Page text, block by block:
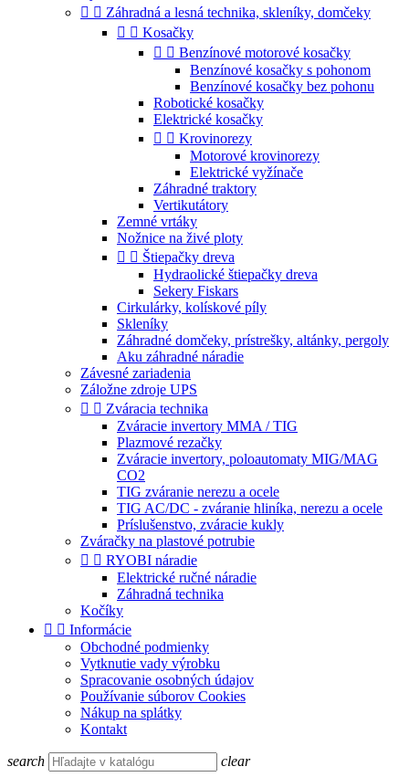
  Záhradná a lesná technika, skleníky, domčeky
  Kosačky
  Benzínové motorové kosačky
Benzínové kosačky s pohonom
Benzínové kosačky bez pohonu
Robotické kosačky
Elektrické kosačky
  Krovinorezy
Motorové krovinorezy
Elektrické vyžínače
Záhradné traktory
Vertikutátory
Zemné vrtáky
Nožnice na živé ploty
  Štiepačky dreva
Hydraolické štiepačky dreva
Sekery Fiskars
Cirkulárky, kolískové píly
Skleníky
Záhradné domčeky, prístrešky, altánky, pergoly
Aku záhradné náradie
Závesné zariadenia
Záložne zdroje UPS
  Zváracia technika
Zváracie invertory MMA / TIG
Plazmové rezačky
Zváracie invertory, poloautomaty MIG/MAG
CO2
TIG zváranie nerezu a ocele
TIG AC/DC - zváranie hliníka, nerezu a ocele
Príslušenstvo, zváracie kukly
Zváračky na plastové potrubie
  RYOBI náradie
Elektrické ručné náradie
Záhradná technika
Kočíky
  Informácie
Obchodné podmienky
Vytknutie vady výrobku
Spracovanie osobných údajov
Používanie súborov Cookies
Nákup na splátky
Kontakt
search clear